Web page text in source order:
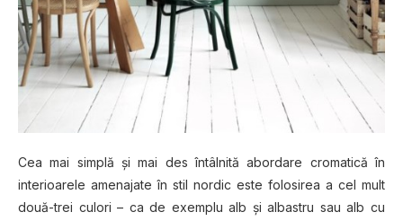
Cea mai simplă şi mai des întâlnită abordare cromatică în
interioarele amenajate în stil nordic este folosirea a cel mult
două-trei culori – ca de exemplu alb şi albastru sau alb cu